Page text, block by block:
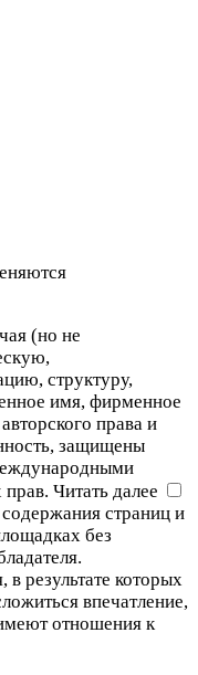
(но не
структуру,
имя, фирменное
права и
защищены
прав. Читать далее
страниц и
без
результате которых
впечатление,
отношения к